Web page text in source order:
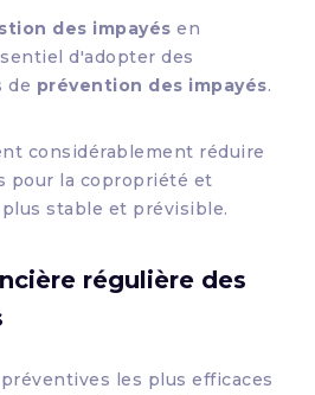
des impayés en
d'adopter des
de prévention des impayés.
considérablement réduire
pour la copropriété et
stable et prévisible.
régulière des
les plus efficaces